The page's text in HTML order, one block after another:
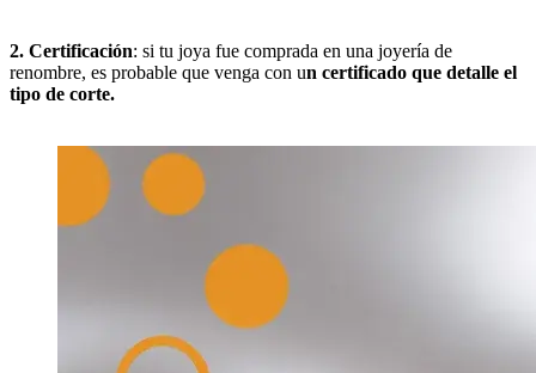
2. Certificación: si tu joya fue comprada en una joyería de
renombre, es probable que venga con un certificado que detalle el
tipo de corte.